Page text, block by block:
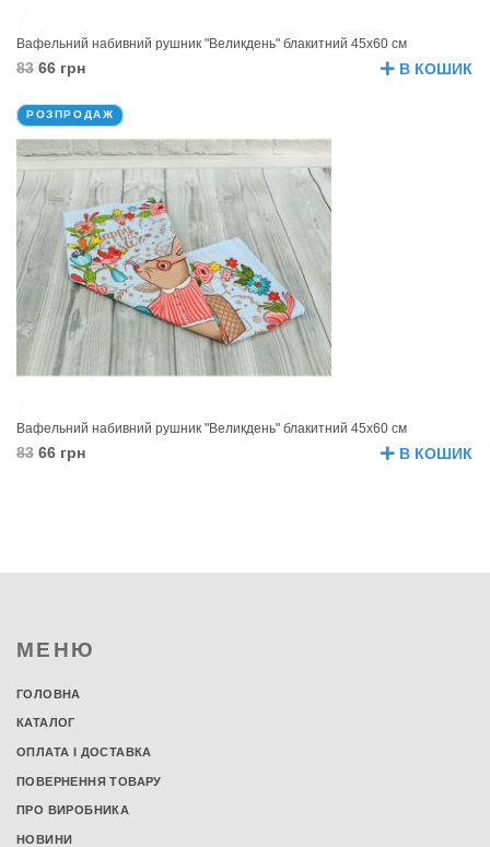
Вафельний набивний рушник "Великдень" блакитний 45х60 см
83 66 грн В КОШИК
РОЗПРОДАЖ
Вафельний набивний рушник "Великдень" блакитний 45х60 см
83 66 грн В КОШИК
МЕНЮ
ГОЛОВНА
КАТАЛОГ
ОПЛАТА І ДОСТАВКА
ПОВЕРНЕННЯ ТОВАРУ
ПРО ВИРОБНИКА
НОВИНИ